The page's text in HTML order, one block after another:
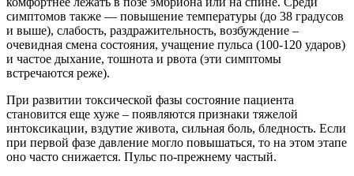
симптомов также — повышение температуры (до 38 градусов
и выше), слабость, раздражительность, возбуждение –
очевидная смена состояния, учащение пульса (100-120 ударов)
и частое дыхание, тошнота и рвота (эти симптомы
встречаются реже).
При развитии токсической фазы состояние пациента
становится еще хуже – появляются признаки тяжелой
интоксикации, вздутие живота, сильная боль, бледность. Если
при первой фазе давление могло повышаться, то на этом этапе
оно часто снижается. Пульс по-прежнему частый.